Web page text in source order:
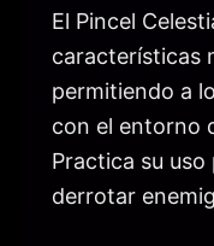
El Pincel
características
permitiendo a
con el entorno
Practica su
derrotar